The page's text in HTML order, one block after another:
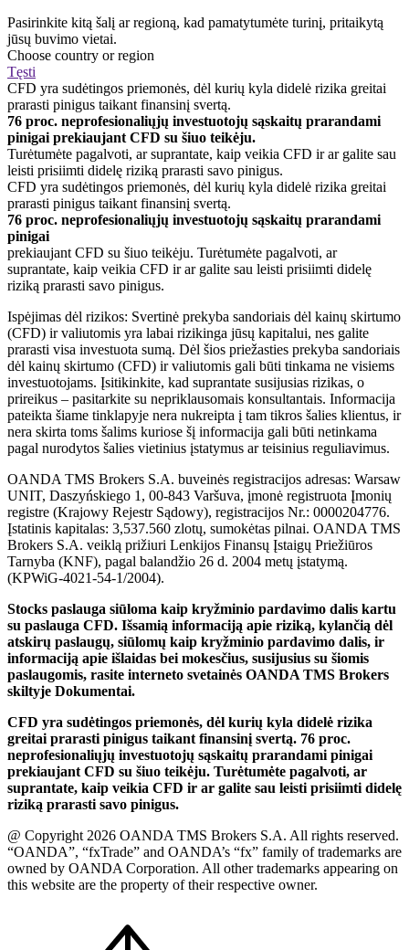
Pasirinkite kitą šalį ar regioną, kad pamatytumėte turinį, pritaikytą
jūsų buvimo vietai.
Choose country or region
Tęsti
CFD yra sudėtingos priemonės, dėl kurių kyla didelė rizika greitai
prarasti pinigus taikant finansinį svertą.
76 proc. neprofesionaliųjų investuotojų sąskaitų prarandami
pinigai prekiaujant CFD su šiuo teikėju.
Turėtumėte pagalvoti, ar suprantate, kaip veikia CFD ir ar galite sau
leisti prisiimti didelę riziką prarasti savo pinigus.
CFD yra sudėtingos priemonės, dėl kurių kyla didelė rizika greitai
prarasti pinigus taikant finansinį svertą.
76 proc. neprofesionaliųjų investuotojų sąskaitų prarandami
pinigai
prekiaujant CFD su šiuo teikėju. Turėtumėte pagalvoti, ar
suprantate, kaip veikia CFD ir ar galite sau leisti prisiimti didelę
riziką prarasti savo pinigus.
Ispėjimas dėl rizikos: Svertinė prekyba sandoriais dėl kainų skirtumo
(CFD) ir valiutomis yra labai rizikinga jūsų kapitalui, nes galite
prarasti visa investuota sumą. Dėl šios priežasties prekyba sandoriais
dėl kainų skirtumo (CFD) ir valiutomis gali būti tinkama ne visiems
investuotojams. Įsitikinkite, kad suprantate susijusias rizikas, o
prireikus – pasitarkite su nepriklausomais konsultantais. Informacija
pateikta šiame tinklapyje nera nukreipta į tam tikros šalies klientus, ir
nera skirta toms šalims kuriose šį informacija gali būti netinkama
pagal nurodytos šalies vietinius įstatymus ar teisinius reguliavimus.
OANDA TMS Brokers S.A. buveinės registracijos adresas: Warsaw
UNIT, Daszyńskiego 1, 00-843 Varšuva, įmonė registruota Įmonių
registre (Krajowy Rejestr Sądowy), registracijos Nr.: 0000204776.
Įstatinis kapitalas: 3,537.560 zlotų, sumokėtas pilnai. OANDA TMS
Brokers S.A. veiklą prižiuri Lenkijos Finansų Įstaigų Priežiūros
Tarnyba (KNF), pagal balandžio 26 d. 2004 metų įstatymą.
(KPWiG-4021-54-1/2004).
Stocks paslauga siūloma kaip kryžminio pardavimo dalis kartu
su paslauga CFD. Išsamią informaciją apie riziką, kylančią dėl
atskirų paslaugų, siūlomų kaip kryžminio pardavimo dalis, ir
informaciją apie išlaidas bei mokesčius, susijusius su šiomis
paslaugomis, rasite interneto svetainės OANDA TMS Brokers
skiltyje Dokumentai.
CFD yra sudėtingos priemonės, dėl kurių kyla didelė rizika
greitai prarasti pinigus taikant finansinį svertą. 76 proc.
neprofesionaliųjų investuotojų sąskaitų prarandami pinigai
prekiaujant CFD su šiuo teikėju. Turėtumėte pagalvoti, ar
suprantate, kaip veikia CFD ir ar galite sau leisti prisiimti didelę
riziką prarasti savo pinigus.
@ Copyright 2026 OANDA TMS Brokers S.A. All rights reserved.
“OANDA”, “fxTrade” and OANDA’s “fx” family of trademarks are
owned by OANDA Corporation. All other trademarks appearing on
this website are the property of their respective owner.